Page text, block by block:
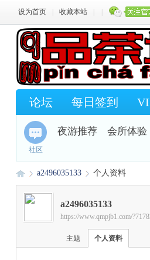
设为首页 收藏本站
论坛 每日签到
社区
夜游推荐 会所体验
›
a2496035133 个人资料
a2496035133
https://www.qmpjb1.com/
主题 个人资料